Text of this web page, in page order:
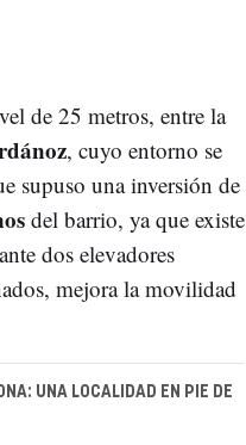
de 25 metros, entre la
, cuyo entorno se
supuso una inversión de
del barrio, ya que existe
dos elevadores
mejora la movilidad
UNA LOCALIDAD EN PIE DE